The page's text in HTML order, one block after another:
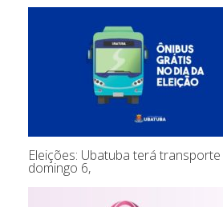
Eleições: Ubatuba terá
domingo 6,